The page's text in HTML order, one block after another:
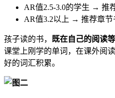
AR值2.5-3.0的学生 → 推
AR值3.2以上 → 推荐章
孩子读的书， 既在自己的阅读
课堂上刚学的单词，在课外阅
好的词汇积累。